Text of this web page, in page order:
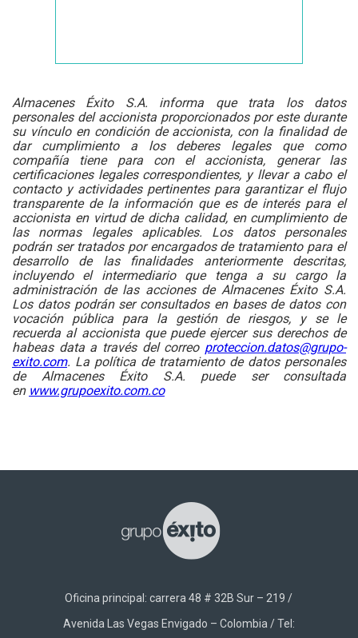
Almacenes Éxito S.A. informa que trata los datos
personales del accionista proporcionados por este durante
su vínculo en condición de accionista, con la finalidad de
dar cumplimiento a los deberes legales que como
compañía tiene para con el accionista, generar las
certificaciones legales correspondientes, y llevar a cabo el
contacto y actividades pertinentes para garantizar el flujo
transparente de la información que es de interés para el
accionista en virtud de dicha calidad, en cumplimiento de
las normas legales aplicables. Los datos personales
podrán ser tratados por encargados de tratamiento para el
desarrollo de las finalidades anteriormente descritas,
incluyendo el intermediario que tenga a su cargo la
administración de las acciones de Almacenes Éxito S.A.
Los datos podrán ser consultados en bases de datos con
vocación pública para la gestión de riesgos, y se le
recuerda al accionista que puede ejercer sus derechos de
habeas data a través del correo proteccion.datos@grupo-
exito.com. La política de tratamiento de datos personales
de Almacenes Éxito S.A. puede ser consultada
en www.grupoexito.com.co
Oficina principal: carrera 48 # 32B Sur – 219 /
Avenida Las Vegas Envigado – Colombia / Tel: